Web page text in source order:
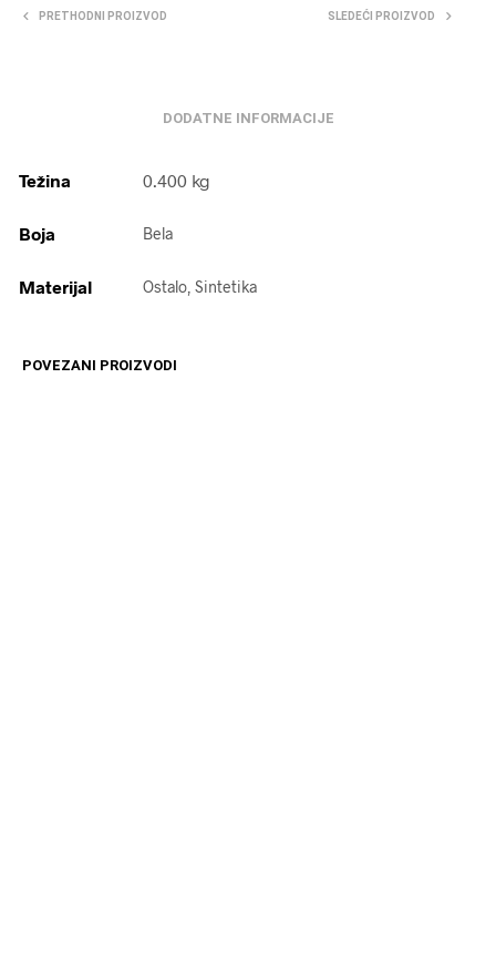
PRETHODNI PROIZVOD SLEDEĆI PROIZVOD
DODATNE INFORMACIJE
Težina 0.400 kg
Boja Bela
Materijal Ostalo, Sintetika
POVEZANI PROIZVODI